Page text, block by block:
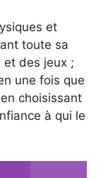
et
toute sa
et des jeux ;
une fois que
choisissant
à qui le